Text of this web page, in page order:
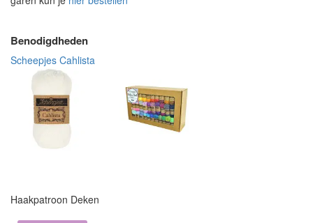
Benodigdheden
Scheepjes Cahlista
Haakpatroon Deken